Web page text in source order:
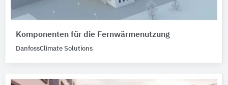
Komponenten für die Fernwärmenutzung
DanfossClimate Solutions